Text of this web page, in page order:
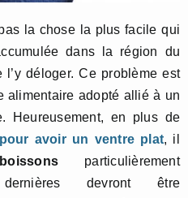
la chose la plus facile qui
dans la région du
déloger. Ce problème est
alimentaire adopté allié à un
Heureusement, en plus de
avoir un ventre plat, il
boissons particulièrement
devront être